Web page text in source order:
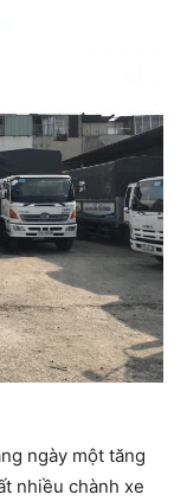
ngày một tăng
nhiều chành xe